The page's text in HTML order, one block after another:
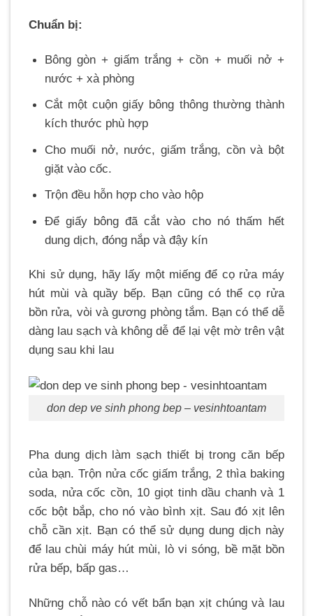
Chuẩn bị:
Bông gòn + giấm trắng + cồn + muối nở +
nước + xà phòng
Cắt một cuộn giấy bông thông thường thành
kích thước phù hợp
Cho muối nở, nước, giấm trắng, cồn và bột
giặt vào cốc.
Trộn đều hỗn hợp cho vào hộp
Để giấy bông đã cắt vào cho nó thấm hết
dung dịch, đóng nắp và đậy kín
Khi sử dụng, hãy lấy một miếng để cọ rửa máy
hút mùi và quầy bếp. Bạn cũng có thể cọ rửa
bồn rửa, vòi và gương phòng tắm. Bạn có thể dễ
dàng lau sạch và không dễ để lại vệt mờ trên vật
dụng sau khi lau
don dep ve sinh phong bep – vesinhtoantam
Pha dung dịch làm sạch thiết bị trong căn bếp
của bạn. Trộn nửa cốc giấm trắng, 2 thìa baking
soda, nửa cốc cồn, 10 giọt tinh dầu chanh và 1
cốc bột bắp, cho nó vào bình xịt. Sau đó xịt lên
chỗ cần xịt. Bạn có thể sử dụng dung dịch này
để lau chùi máy hút mùi, lò vi sóng, bề mặt bồn
rửa bếp, bấp gas…
Những chỗ nào có vết bẩn bạn xịt chúng và lau